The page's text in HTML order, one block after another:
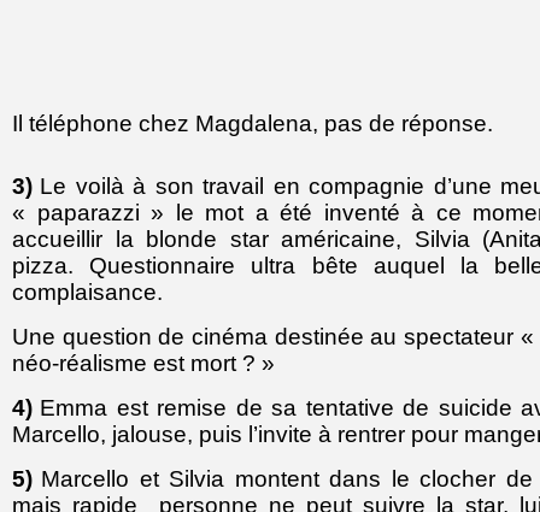
Il téléphone chez Magdalena, pas de réponse.
3) Le voilà à son travail en compagnie d’une
« paparazzi » le mot a été inventé à ce
accueillir la blonde star américaine, Silvia
pizza. Questionnaire ultra bête auquel la
complaisance.
Une question de cinéma destinée au spectateur
néo-réalisme est mort ? »
4) Emma est remise de sa tentative de suicide
Marcello, jalouse, puis l’invite à rentrer pour
5) Marcello et Silvia montent dans le clocher de
mais rapide personne ne peut suivre la star,